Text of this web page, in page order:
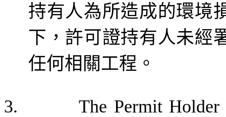
持有人為所造成的環境
下，許可證持有人未經
任何相關工程。
3.
The Permit